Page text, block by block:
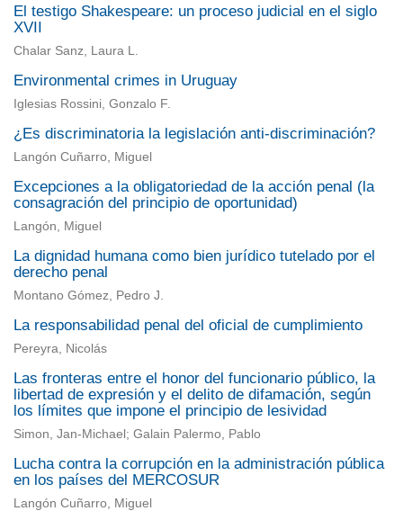
El testigo Shakespeare: un proceso judicial en el siglo
XVII
Chalar Sanz, Laura L.
Environmental crimes in Uruguay
Iglesias Rossini, Gonzalo F.
¿Es discriminatoria la legislación anti-discriminación?
Langón Cuñarro, Miguel
Excepciones a la obligatoriedad de la acción penal (la
consagración del principio de oportunidad)
Langón, Miguel
La dignidad humana como bien jurídico tutelado por el
derecho penal
Montano Gómez, Pedro J.
La responsabilidad penal del oficial de cumplimiento
Pereyra, Nicolás
Las fronteras entre el honor del funcionario público, la
libertad de expresión y el delito de difamación, según
los límites que impone el principio de lesividad
Simon, Jan-Michael; Galain Palermo, Pablo
Lucha contra la corrupción en la administración pública
en los países del MERCOSUR
Langón Cuñarro, Miguel